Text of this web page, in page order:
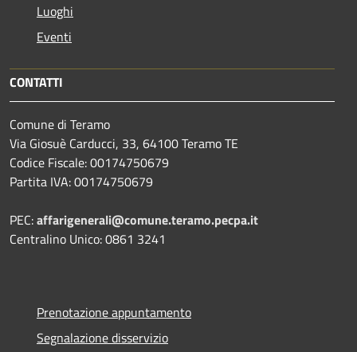
Luoghi
Eventi
CONTATTI
Comune di Teramo
Via Giosuè Carducci, 33, 64100 Teramo TE
Codice Fiscale: 00174750679
Partita IVA: 00174750679
PEC:affarigenerali@comune.teramo.pecpa.it
Centralino Unico: 0861 3241
Prenotazione appuntamento
Segnalazione disservizio